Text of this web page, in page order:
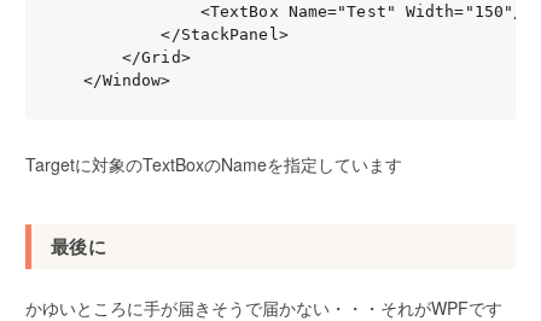
            <TextBox Name="Test" Width="150"/>
        </StackPanel>
    </Grid>
</Window>
Targetに対象のTextBoxのNameを指定しています
最後に
かゆいところに手が届きそうで届かない・・・それがWPFです